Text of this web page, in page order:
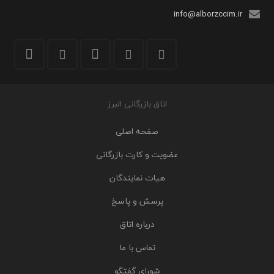
info@alborzccim.ir
اتاق بازرگانی البرز
صفحه اصلی
عضویت و کارت بازرگانی
هیات نمایندگان
پرسش و پاسخ
درباره اتاق
تماس با ما
شورای گفتگو